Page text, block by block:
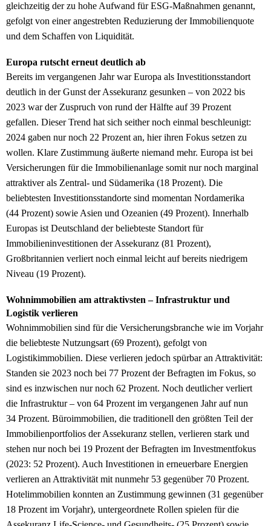
gleichzeitig der zu hohe Aufwand für ESG-Maßnahmen genannt,
gefolgt von einer angestrebten Reduzierung der Immobilienquote
und dem Schaffen von Liquidität.
Europa rutscht erneut deutlich ab
Bereits im vergangenen Jahr war Europa als Investitionsstandort
deutlich in der Gunst der Assekuranz gesunken – von 2022 bis
2023 war der Zuspruch von rund der Hälfte auf 39 Prozent
gefallen. Dieser Trend hat sich seither noch einmal beschleunigt:
2024 gaben nur noch 22 Prozent an, hier ihren Fokus setzen zu
wollen. Klare Zustimmung äußerte niemand mehr. Europa ist bei
Versicherungen für die Immobilienanlage somit nur noch marginal
attraktiver als Zentral- und Südamerika (18 Prozent). Die
beliebtesten Investitionsstandorte sind momentan Nordamerika
(44 Prozent) sowie Asien und Ozeanien (49 Prozent). Innerhalb
Europas ist Deutschland der beliebteste Standort für
Immobilieninvestitionen der Assekuranz (81 Prozent),
Großbritannien verliert noch einmal leicht auf bereits niedrigem
Niveau (19 Prozent).
Wohnimmobilien am attraktivsten – Infrastruktur und
Logistik verlieren
Wohnimmobilien sind für die Versicherungsbranche wie im Vorjahr
die beliebteste Nutzungsart (69 Prozent), gefolgt von
Logistikimmobilien. Diese verlieren jedoch spürbar an Attraktivität:
Standen sie 2023 noch bei 77 Prozent der Befragten im Fokus, so
sind es inzwischen nur noch 62 Prozent. Noch deutlicher verliert
die Infrastruktur – von 64 Prozent im vergangenen Jahr auf nun
34 Prozent. Büroimmobilien, die traditionell den größten Teil der
Immobilienportfolios der Assekuranz stellen, verlieren stark und
stehen nur noch bei 19 Prozent der Befragten im Investmentfokus
(2023: 52 Prozent). Auch Investitionen in erneuerbare Energien
verlieren an Attraktivität mit nunmehr 53 gegenüber 70 Prozent.
Hotelimmobilien konnten an Zustimmung gewinnen (31 gegenüber
18 Prozent im Vorjahr), untergeordnete Rollen spielen für die